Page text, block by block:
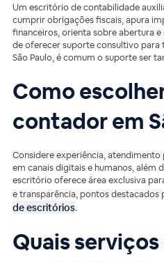
Um escritório de contabilidade
cumprir obrigações fiscais, apura
financeiros, orienta sobre abertura
de oferecer suporte consultivo para
São Paulo, é comum o suporte ser
Como
contador em
Considere experiência,
em canais digitais e humanos, além
escritório oferece área exclusiva
e transparência, pontos destacados
de escritórios.
Quais